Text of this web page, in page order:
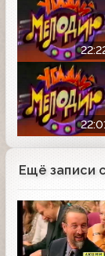
Ещё записи